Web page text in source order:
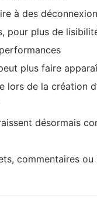
à des
pour plus de
plus faire
de la création
désormais
commentaires